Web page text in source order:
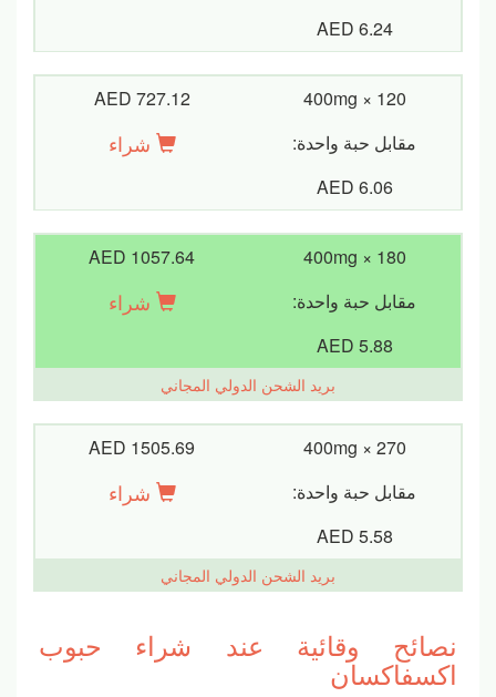
AED 6.24
AED 727.12 400mg × 120
شراء
مقابل حبة واحدة:
AED 6.06
AED 1057.64 400mg × 180
شراء
مقابل حبة واحدة:
AED 5.88
بريد الشحن الدولي المجاني
AED 1505.69 400mg × 270
شراء
مقابل حبة واحدة:
AED 5.58
بريد الشحن الدولي المجاني
نصائح وقائية عند شراء حبوب
اكسفاكسان